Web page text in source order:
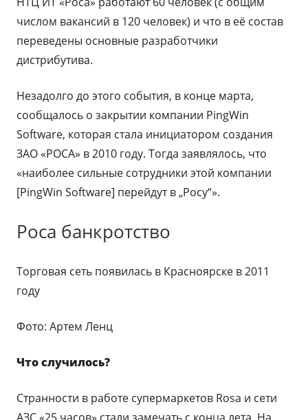
числом вакансий в 120 человек) и что в её состав
переведены основные разработчики
дистрибутива.
Незадолго до этого события, в конце марта,
сообщалось о закрытии компании PingWin
Software, которая стала инициатором создания
ЗАО «РОСА» в 2010 году. Тогда заявлялось, что
«наиболее сильные сотрудники этой компании
[PingWin Software] перейдут в „Росу“».
Роса банкротство
Торговая сеть появилась в Красноярске в 2011
году
Фото: Артем Ленц
Что случилось?
Странности в работе супермаркетов Rosa и сети